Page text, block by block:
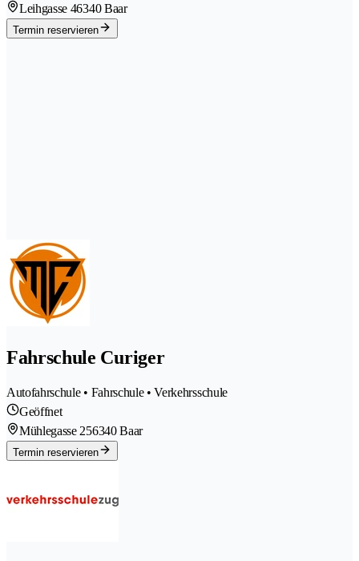
Leihgasse 46340 Baar
Termin reservieren
Fahrschule Curiger
Autofahrschule • Fahrschule • Verkehrsschule
Geöffnet
Mühlegasse 256340 Baar
Termin reservieren